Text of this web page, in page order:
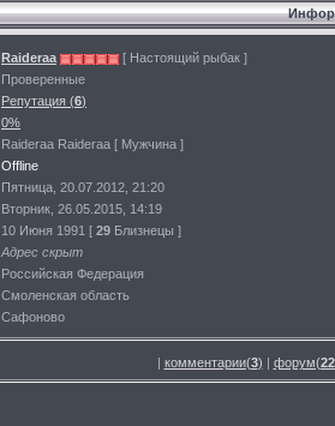
Raideraa
[ Настоящий рыбак ]
Проверенные
Репутация (6)
0%
Raideraa Raideraa [ Мужчина ]
Offline
Пятница, 20.07.2012, 21:20
Вторник, 26.05.2015, 14:19
10 Июня 1991 [ 29 Близнецы ]
Адрес скрыт
Российская Федерация
Смоленская область
Сафоново
| комментарии(3) | форум(